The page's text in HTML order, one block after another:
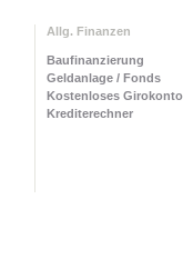
Allg. Finanzen
Baufinanzierung
Geldanlage / Fonds
Kostenloses Girokonto
Krediterechner